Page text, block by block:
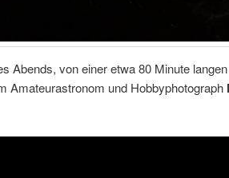
Abends, von einer etwa 80 Minute
Amateurastronom und Hobbyphotograph